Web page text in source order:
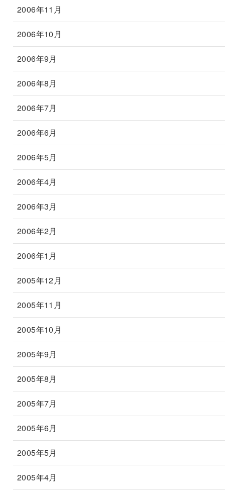
2006年11月
2006年10月
2006年9月
2006年8月
2006年7月
2006年6月
2006年5月
2006年4月
2006年3月
2006年2月
2006年1月
2005年12月
2005年11月
2005年10月
2005年9月
2005年8月
2005年7月
2005年6月
2005年5月
2005年4月